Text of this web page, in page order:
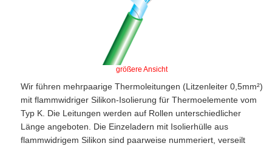
größere Ansicht
Wir führen mehrpaarige Thermoleitungen (Litzenleiter 0,5mm²)
mit flammwidriger Silikon-Isolierung für Thermoelemente vom
Typ K. Die Leitungen werden auf Rollen unterschiedlicher
Länge angeboten. Die Einzeladern mit Isolierhülle aus
flammwidrigem Silikon sind paarweise nummeriert, verseilt